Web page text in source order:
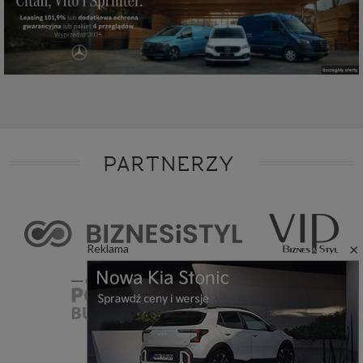
Reklama ×
PARTNERZY